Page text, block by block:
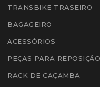
TRANSBIKE TRASEIRO
BAGAGEIRO
ACESSÓRIOS
PEÇAS PARA REPOSIÇÃO
RACK DE CAÇAMBA